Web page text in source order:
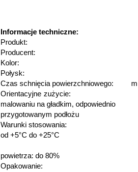
Informacje techniczne:
Produkt: BOLIX
Producent:
Kolor:
Połysk:
Czas schnięcia powierzchniowego:
Orientacyjne zużycie: Do
malowaniu na
przygotowanym podłożu
Warunki stosowania:
od +5°C do +25°C
powietrza: do 80%
Opakowanie: